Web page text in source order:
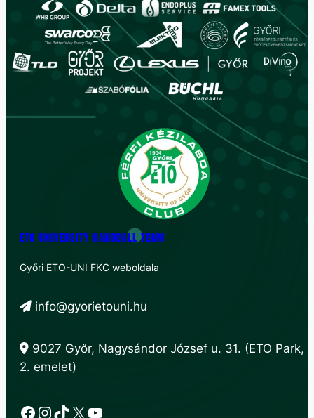
ETO UNIVERSITY HANDBALL TEAM
Győri ETO-UNI FKC weboldala
info@gyorietouni.hu
9027 Győr, Nagysándor József u. 31. (ETO Park,
2. emelet)
Facebook
Instagram
TikTok
X YouTube